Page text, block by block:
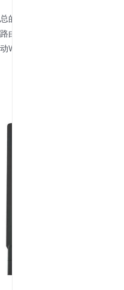
总的来说，便携式移动WiFi更适
路由器则更适合为家庭或办公室
动WiFi或家用路由器，取决于您